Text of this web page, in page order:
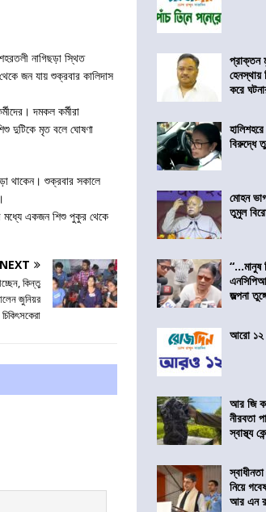
নাগিছড়া স্থিত
জন যায় শুক্রবার কালিদাস
দমকল কর্মীরা
দুটিকে মৃত বলে ঘোষণা
থাকেন। শুক্রবার সকালে
মধ্যে একজন শিশু পুকুর থেকে
NEXT
কিন্তু
জুনিয়র
চিকিৎসকেরা
প্রাক্তন
করে
বিরুদ্ধে
মোহন
তুমুল
“…মানুষ
জল্পনা
আরো ১২
আর জি
নীরবতা
স্বাস্থ্য
নিয়ে
আর এন